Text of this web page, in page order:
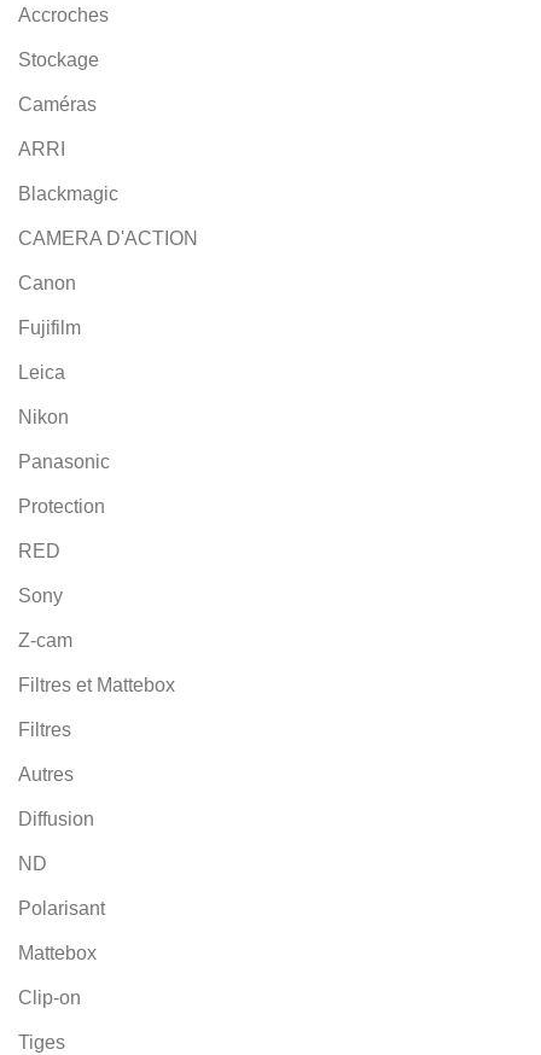
Accroches
Stockage
Caméras
ARRI
Blackmagic
CAMERA D'ACTION
Canon
Fujifilm
Leica
Nikon
Panasonic
Protection
RED
Sony
Z-cam
Filtres et Mattebox
Filtres
Autres
Diffusion
ND
Polarisant
Mattebox
Clip-on
Tiges